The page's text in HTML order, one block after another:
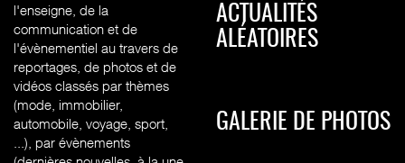
l'enseigne, de la
communication et de
l'évènementiel au travers de
reportages, de photos et de
vidéos classés par thèmes
(mode, immobilier,
automobile, voyage, sport,
...), par évènements
ACTUALITÉS
ALÉATOIRES
GALERIE DE PHOTOS